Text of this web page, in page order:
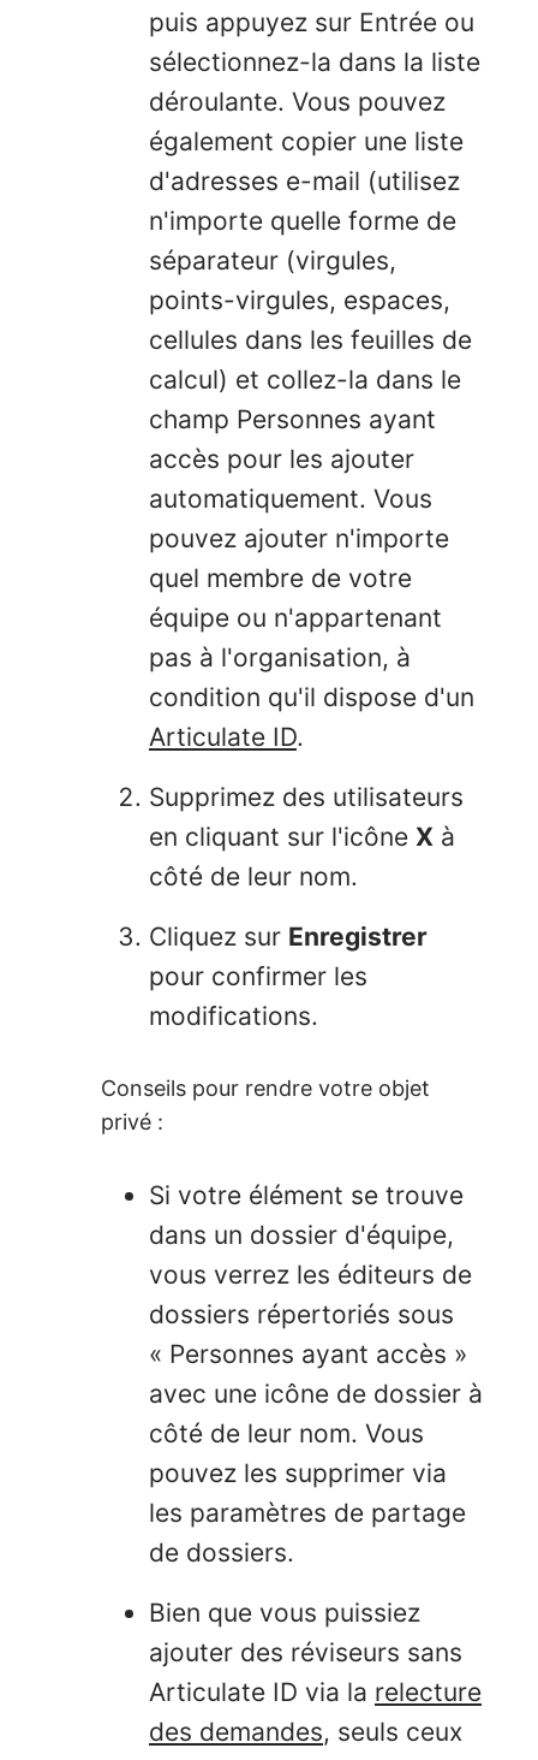
puis appuyez sur Entrée ou
sélectionnez-la dans la liste
déroulante. Vous pouvez
également copier une liste
d'adresses e-mail (utilisez
n'importe quelle forme de
séparateur (virgules,
points-virgules, espaces,
cellules dans les feuilles de
calcul) et collez-la dans le
champ Personnes ayant
accès pour les ajouter
automatiquement. Vous
pouvez ajouter n'importe
quel membre de votre
équipe ou n'appartenant
pas à l'organisation, à
condition qu'il dispose d'un
Articulate ID.
Supprimez des utilisateurs
en cliquant sur l'icône X à
côté de leur nom.
Cliquez sur Enregistrer
pour confirmer les
modifications.
Conseils pour rendre votre objet
privé :
Si votre élément se trouve
dans un dossier d'équipe,
vous verrez les éditeurs de
dossiers répertoriés sous
« Personnes ayant accès »
avec une icône de dossier à
côté de leur nom. Vous
pouvez les supprimer via
les paramètres de partage
de dossiers.
Bien que vous puissiez
ajouter des réviseurs sans
Articulate ID via la relecture
des demandes, seuls ceux